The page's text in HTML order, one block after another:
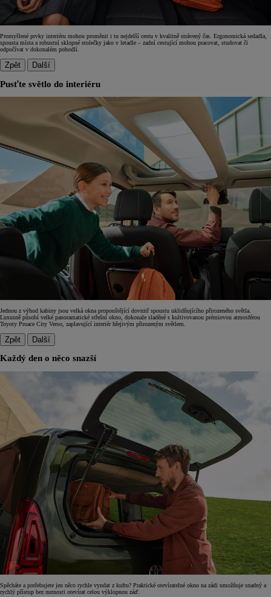
Promyšlené prvky interiéru mohou proměnit i tu nejdelší cestu v kvalitně strávený čas. Ergonomická sedadla,
spousta místa a robustní sklopné stolečky jako v letadle – zadní cestující mohou pracovat, studovat či
odpočívat v dokonalém pohodlí.
Zpět Další
Pusťte světlo do interiéru
Jednou z výhod kabiny jsou velká okna propouštějící dovnitř spoustu uklidňujícího přirozeného světla.
Luxusně působí velké panoramatické střešní okno, dokonale sladěné s kultivovanou prémiovou atmosférou
Toyoty Proace City Verso, zaplavující interiér hřejivým přirozeným světlem.
Zpět Další
Každý den o něco snazší
Spěcháte a potřebujete jen něco rychle vyndat z kufru? Praktické otevíratelné okno na zádi umožňuje snadný a
rychlý přístup bez nutnosti otevírat celou výklopnou záď.